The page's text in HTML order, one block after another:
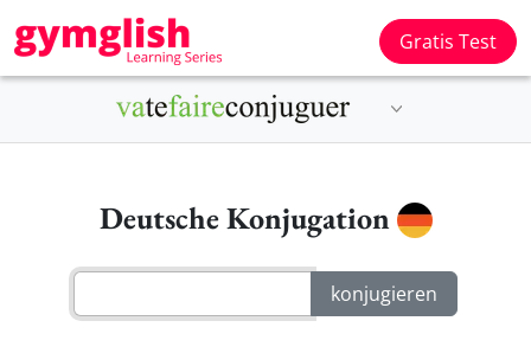
Gratis Test
Deutsche Konjugation